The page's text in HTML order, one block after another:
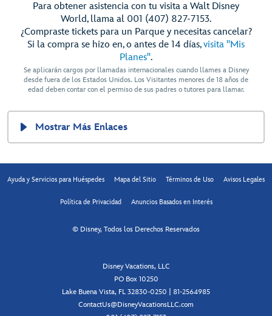
Para obtener asistencia con tu visita a Walt Disney
World, llama al 001 (407) 827-7153.
¿Compraste tickets para un Parque y necesitas cancelar?
Si la compra se hizo en, o antes de 14 días,visita "Mis
Planes".
Se aplicarán cargos por llamadas internacionales cuando llames a Disney
desde fuera de los Estados Unidos. Los Visitantes menores de 18 años de
edad deben contar con el permiso de sus padres o tutores para llamar.
Mostrar Más Enlaces
Ayuda y Servicios para Huéspedes Mapa del Sitio Términos de Uso Avisos Legales
Política de Privacidad Anuncios Basados en Interés
© Disney, Todos los Derechos Reservados
Disney Vacations, LLC
PO Box 10250
Lake Buena Vista, FL 32830-0250 | 81-2564985
ContactUs@DisneyVacationsLLC.com